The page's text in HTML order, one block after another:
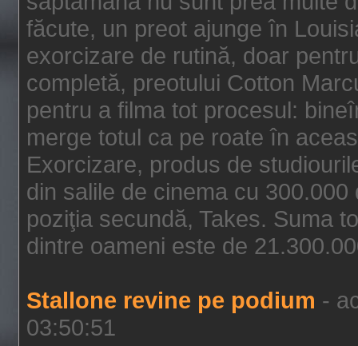
făcute, un preot ajunge în
exorcizare de rutină, doar
completă, preotului Cotton
pentru a filma tot procesul:
merge totul ca pe roate în
Exorcizare, produs de
din salile de cinema cu
poziţia secundă, Takes. Suma
dintre oameni este de
Stallone revine pe podium -
03:50:51